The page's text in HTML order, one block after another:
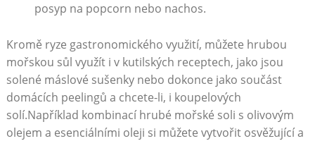
posyp na popcorn nebo⁣ nachos.
Kromě ryze gastronomického využití, můžete​ hrubou
mořskou ⁤sůl využít⁤ i v kutilských receptech,​ jako jsou
solené máslové sušenky nebo dokonce jako součást
domácích peelingů a chcete-li,​ i koupelových
solí.Například kombinací hrubé mořské soli ‌s olivovým⁣
olejem a esenciálními⁤ oleji si můžete vytvořit osvěžující​ a